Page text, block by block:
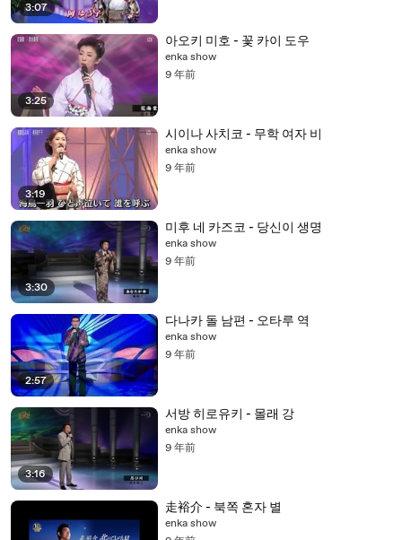
3:07
3:25
아오키 미호 - 꽃 카이 도우
enka show
9 年前
3:19
시이나 사치코 - 무학 여자 비
enka show
9 年前
3:30
미후 네 카즈코 - 당신이 생명
enka show
9 年前
2:57
다나카 돌 남편 - 오타루 역
enka show
9 年前
3:16
서방 히로유키 - 몰래 강
enka show
9 年前
走裕介 - 북쪽 혼자 별
enka show